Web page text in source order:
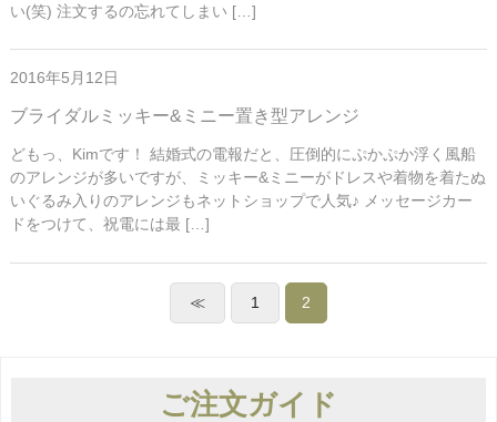
い(笑) 注文するの忘れてしまい […]
2016年5月12日
ブライダルミッキー&ミニー置き型アレンジ
どもっ、Kimです！ 結婚式の電報だと、圧倒的にぷかぷか浮く風船
のアレンジが多いですが、ミッキー&ミニーがドレスや着物を着たぬ
いぐるみ入りのアレンジもネットショップで人気♪ メッセージカー
ドをつけて、祝電には最 […]
≪ 1 2
ご注文ガイド